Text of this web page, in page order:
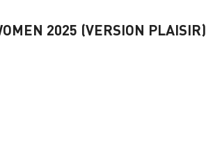
2025 (VERSION PLAISIR)